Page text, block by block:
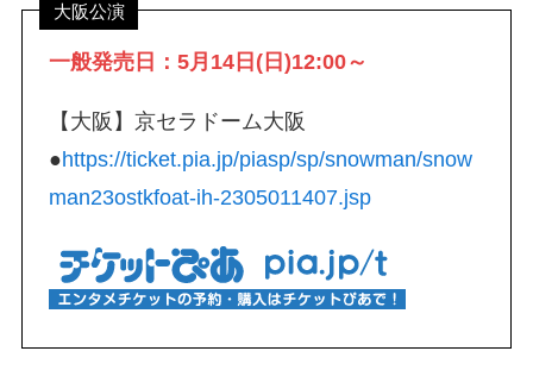
大阪公演
一般発売日：5月14日(日)12:00～
【大阪】京セラドーム大阪
●https://ticket.pia.jp/piasp/sp/snowman/snow
man23ostkfoat-ih-2305011407.jsp